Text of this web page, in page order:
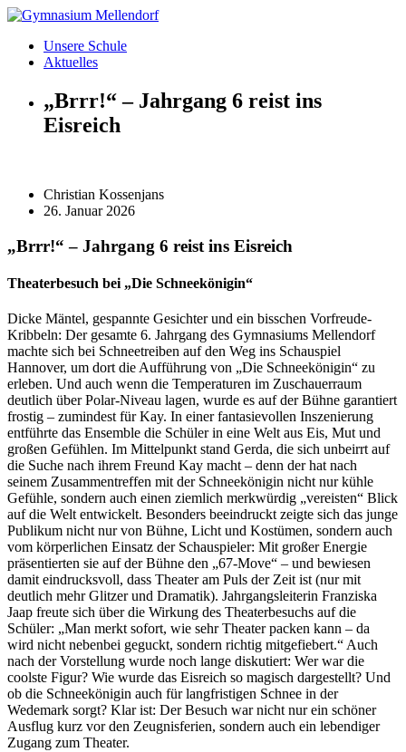
Zum
wechselnUnsere Schule
Aktuelles
„Brrr!“ – Jahrgang 6 reist ins
Eisreich
Christian Kossenjans
26. Januar 2026
„Brrr!“ – Jahrgang 6 reist ins Eisreich
Theaterbesuch bei „Die Schneekönigin“
Dicke Mäntel, gespannte Gesichter und ein bisschen Vorfreude-
Kribbeln: Der gesamte 6. Jahrgang des Gymnasiums Mellendorf
machte sich bei Schneetreiben auf den Weg ins Schauspiel
Hannover, um dort die Aufführung von „Die Schneekönigin“ zu
erleben. Und auch wenn die Temperaturen im Zuschauerraum
deutlich über Polar-Niveau lagen, wurde es auf der Bühne garantiert
frostig – zumindest für Kay. In einer fantasievollen Inszenierung
entführte das Ensemble die Schüler in eine Welt aus Eis, Mut und
großen Gefühlen. Im Mittelpunkt stand Gerda, die sich unbeirrt auf
die Suche nach ihrem Freund Kay macht – denn der hat nach
seinem Zusammentreffen mit der Schneekönigin nicht nur kühle
Gefühle, sondern auch einen ziemlich merkwürdig „vereisten“ Blick
auf die Welt entwickelt. Besonders beeindruckt zeigte sich das junge
Publikum nicht nur von Bühne, Licht und Kostümen, sondern auch
vom körperlichen Einsatz der Schauspieler: Mit großer Energie
präsentierten sie auf der Bühne den „67-Move“ – und bewiesen
damit eindrucksvoll, dass Theater am Puls der Zeit ist (nur mit
deutlich mehr Glitzer und Dramatik). Jahrgangsleiterin Franziska
Jaap freute sich über die Wirkung des Theaterbesuchs auf die
Schüler: „Man merkt sofort, wie sehr Theater packen kann – da
wird nicht nebenbei geguckt, sondern richtig mitgefiebert.“ Auch
nach der Vorstellung wurde noch lange diskutiert: Wer war die
coolste Figur? Wie wurde das Eisreich so magisch dargestellt? Und
ob die Schneekönigin auch für langfristigen Schnee in der
Wedemark sorgt? Klar ist: Der Besuch war nicht nur ein schöner
Ausflug kurz vor den Zeugnisferien, sondern auch ein lebendiger
Zugang zum Theater.